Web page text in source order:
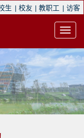
生 | 校友 | 教职工 | 访客